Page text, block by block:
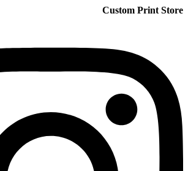
Custom Print Store